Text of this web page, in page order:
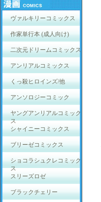
ヴァルキリーコミックス
作家単行本 (成人向け)
二次元ドリームコミックス
アンリアルコミックス
くっ殺ヒロインズ/他
アンソロジーコミック
ヤングアンリアルコミック
ス
シャイニーコミックス
ブリーゼコミックス
ショコラシュクレコミック
ス
スリーズロゼ
ブラックチェリー